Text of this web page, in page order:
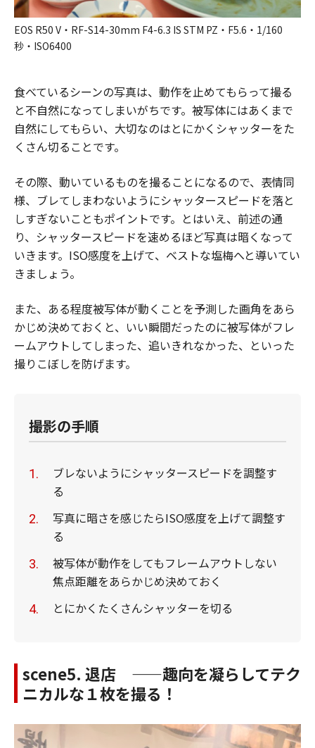
EOS R50 V・RF-S14-30mm F4-6.3 IS STM PZ・F5.6・1/160
秒・ISO6400
食べているシーンの写真は、動作を止めてもらって撮る
と不自然になってしまいがちです。被写体にはあくまで
自然にしてもらい、大切なのはとにかくシャッターをた
くさん切ることです。
その際、動いているものを撮ることになるので、表情同
様、ブレてしまわないようにシャッタースピードを落と
しすぎないこともポイントです。とはいえ、前述の通
り、シャッタースピードを速めるほど写真は暗くなって
いきます。ISO感度を上げて、ベストな塩梅へと導いてい
きましょう。
また、ある程度被写体が動くことを予測した画角をあら
かじめ決めておくと、いい瞬間だったのに被写体がフレ
ームアウトしてしまった、追いきれなかった、といった
撮りこぼしを防げます。
撮影の手順
ブレないようにシャッタースピードを調整す
る
写真に暗さを感じたらISO感度を上げて調整す
る
被写体が動作をしてもフレームアウトしない
焦点距離をあらかじめ決めておく
とにかくたくさんシャッターを切る
scene5. 退店 ——趣向を凝らしてテク
ニカルな１枚を撮る！